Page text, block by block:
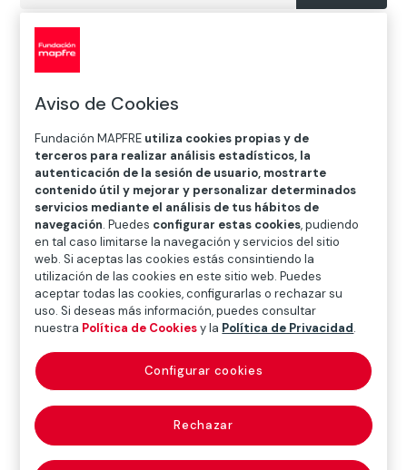
A
H
J K
O
P Q R S T
U
V
W X Y Z
Diccionario de seguros
llamamiento (call)
Citación o requerimiento. Nombramiento
testamentario o designación sucesoria legal.
Aviso de Cookies
Fundación MAPFRE utiliza cookies propias y de
terceros para realizar análisis estadísticos, la
autenticación de la sesión de usuario, mostrarte
contenido útil y mejorar y personalizar determinados
servicios mediante el análisis de tus hábitos de
navegación. Puedes configurar estas cookies, pudiendo
en tal caso limitarse la navegación y servicios del sitio
web. Si aceptas las cookies estás consintiendo la
utilización de las cookies en este sitio web. Puedes
aceptar todas las cookies, configurarlas o rechazar su
uso. Si deseas más información, puedes consultar
nuestra Política de Cookiesy la Política de Privacidad.
Rechazar
Configurar cookies